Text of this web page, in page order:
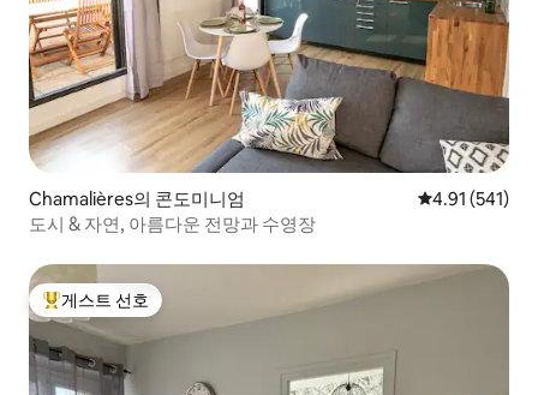
Chamalières의 콘도미니엄 평점 4.91점(5
4.91 (541)
도시 & 자연, 아름다운 전망과 수영장
상위 게스트 선호
게스트 선호